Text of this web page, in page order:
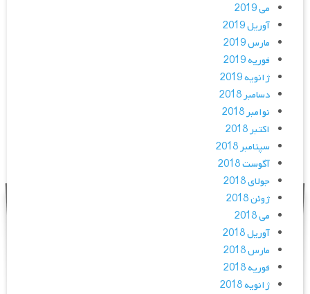
می 2019
آوریل 2019
مارس 2019
فوریه 2019
ژانویه 2019
دسامبر 2018
نوامبر 2018
اکتبر 2018
سپتامبر 2018
آگوست 2018
جولای 2018
ژوئن 2018
می 2018
آوریل 2018
مارس 2018
فوریه 2018
ژانویه 2018